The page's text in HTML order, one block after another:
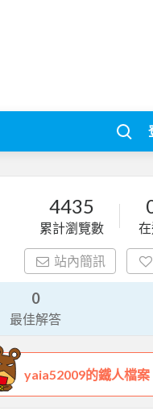
4435
累計瀏覽數
站內簡訊
0
最佳解答
yaia52009的鐵人檔案